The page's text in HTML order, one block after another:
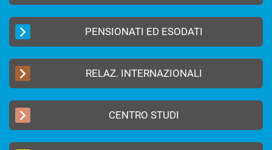
PENSIONATI ED ESODATI
RELAZ. INTERNAZIONALI
CENTRO STUDI